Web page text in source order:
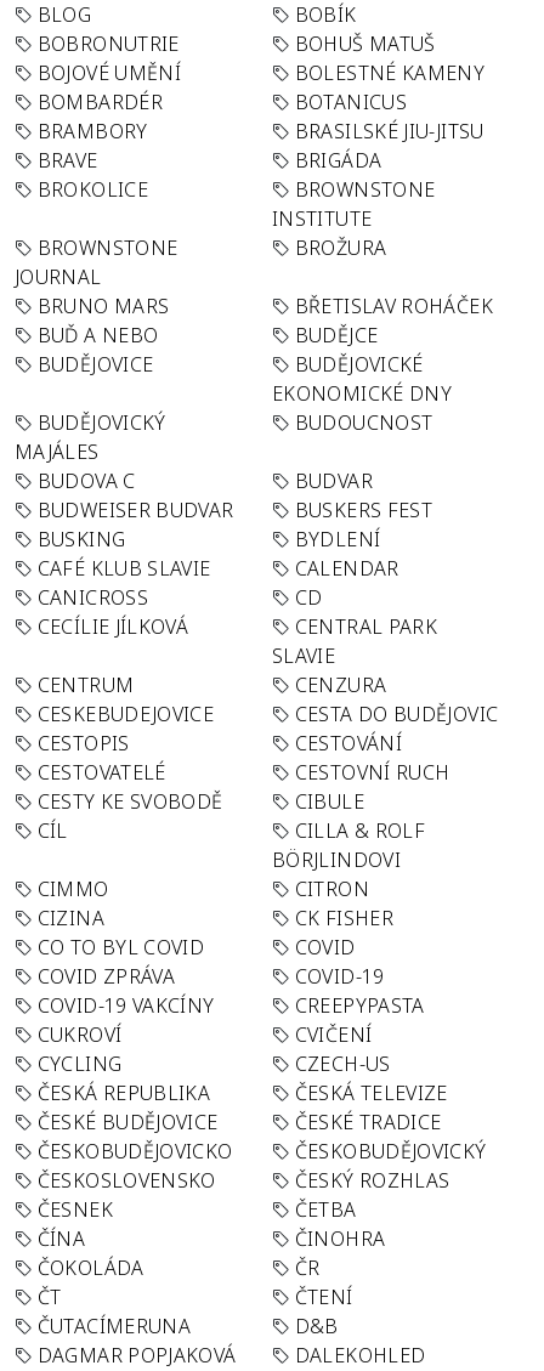
BLOG
BOBÍK
BOBRONUTRIE
BOHUŠ MATUŠ
BOJOVÉ UMĚNÍ
BOLESTNÉ KAMENY
BOMBARDÉR
BOTANICUS
BRAMBORY
BRASILSKÉ JIU-JITSU
BRAVE
BRIGÁDA
BROKOLICE
BROWNSTONE
INSTITUTE
BROWNSTONE
JOURNAL
BROŽURA
BRUNO MARS
BŘETISLAV ROHÁČEK
BUĎ A NEBO
BUDĚJCE
BUDĚJOVICE
BUDĚJOVICKÉ
EKONOMICKÉ DNY
BUDĚJOVICKÝ
MAJÁLES
BUDOUCNOST
BUDOVA C
BUDVAR
BUDWEISER BUDVAR
BUSKERS FEST
BUSKING
BYDLENÍ
CAFÉ KLUB SLAVIE
CALENDAR
CANICROSS
CD
CECÍLIE JÍLKOVÁ
CENTRAL PARK
SLAVIE
CENTRUM
CENZURA
CESKEBUDEJOVICE
CESTA DO BUDĚJOVIC
CESTOPIS
CESTOVÁNÍ
CESTOVATELÉ
CESTOVNÍ RUCH
CESTY KE SVOBODĚ
CIBULE
CÍL
CILLA & ROLF
BÖRJLINDOVI
CIMMO
CITRON
CIZINA
CK FISHER
CO TO BYL COVID
COVID
COVID ZPRÁVA
COVID-19
COVID-19 VAKCÍNY
CREEPYPASTA
CUKROVÍ
CVIČENÍ
CYCLING
CZECH-US
ČESKÁ REPUBLIKA
ČESKÁ TELEVIZE
ČESKÉ BUDĚJOVICE
ČESKÉ TRADICE
ČESKOBUDĚJOVICKO
ČESKOBUDĚJOVICKÝ
ČESKOSLOVENSKO
ČESKÝ ROZHLAS
ČESNEK
ČETBA
ČÍNA
ČINOHRA
ČOKOLÁDA
ČR
ČT
ČTENÍ
ČUTACÍMERUNA
D&B
DAGMAR POPJAKOVÁ
DALEKOHLED